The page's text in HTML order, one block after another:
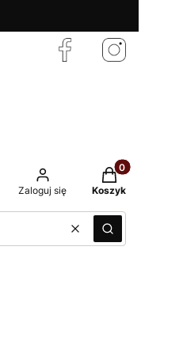
Zaloguj się
Produkty w
Koszyk
WyczyśćSzukaj